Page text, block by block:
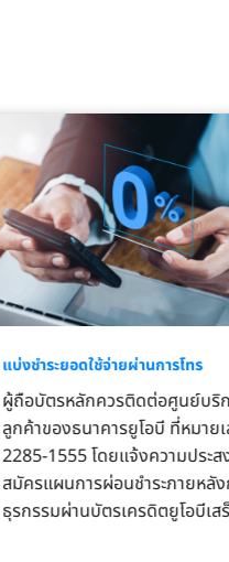
แบ่งชำระยอดใช้จ่ายผ่านการโทร
ผู้ถือบัตรหลักควรติดต่อศูนย์บริ
ลูกค้าของธนาคารยูโอบี ที่หมาย
2285-1555 โดยแจ้งความประส
สมัครแผนการผ่อนชำระภายหลั
ธุรกรรมผ่านบัตรเครดิตยูโอบีเส